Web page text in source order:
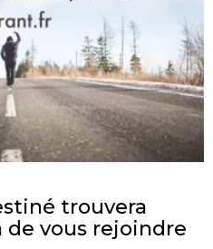
trouvera
vous rejoindre